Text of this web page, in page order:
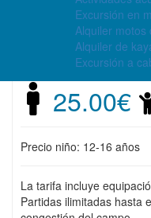
Excursión en
Alquiler motos
Alquiler de
Excursión a
opiniones
25.00€
Precio niño: 12-16 años
La tarifa incluye
Partidas ilimitadas hasta